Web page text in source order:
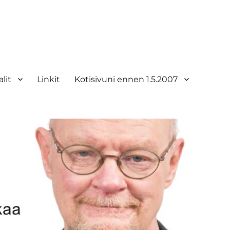
Linkit Kotisivuni ennen 1.5.2007